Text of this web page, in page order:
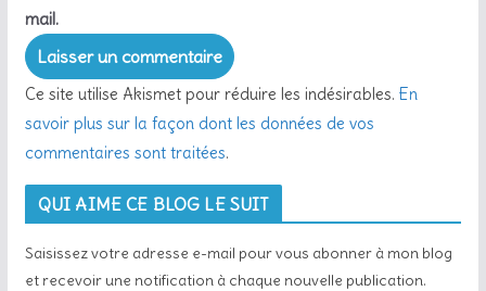
mail.
Ce site utilise Akismet pour réduire les indésirables. En
savoir plus sur la façon dont les données de vos
commentaires sont traitées.
QUI AIME CE BLOG LE SUIT
Saisissez votre adresse e-mail pour vous abonner à mon blog
et recevoir une notification à chaque nouvelle publication.